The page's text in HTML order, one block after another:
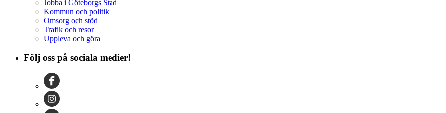
Jobba i Göteborgs Stad
Kommun och politik
Omsorg och stöd
Trafik och resor
Uppleva och göra
Följ oss på sociala medier!